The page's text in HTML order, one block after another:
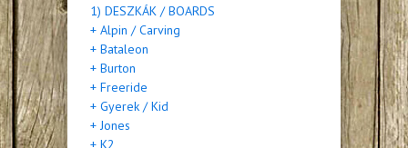
1) DESZKÁK / BOARDS
+ Alpin / Carving
+ Bataleon
+ Burton
+ Freeride
+ Gyerek / Kid
+ Jones
+ K2